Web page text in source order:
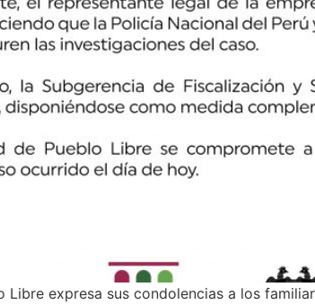
Libre expresa sus condolencias a los